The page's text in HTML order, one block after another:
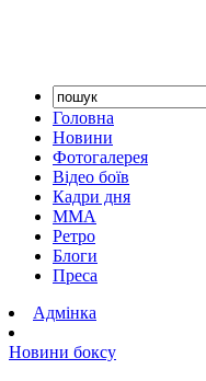
Головна
Новини
Фотогалерея
Відео боїв
Кадри дня
ММА
Ретро
Блоги
Преса
Адмінка
Новини боксу